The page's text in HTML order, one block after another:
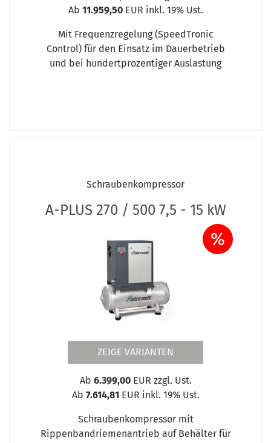
Ab 11.959,50EUR inkl. 19% Ust.
Mit Frequenzregelung (SpeedTronic
Control) für den Einsatz im Dauerbetrieb
und bei hundertprozentiger Auslastung
Schraubenkompressor
A-PLUS 270 / 500 7,5 - 15 kW
%
ZEIGE VARIANTEN
Ab 6.399,00EUR zzgl. Ust.
Ab 7.614,81 EUR inkl. 19% Ust.
Schraubenkompressor mit
Rippenbandriemenantrieb auf Behälter für